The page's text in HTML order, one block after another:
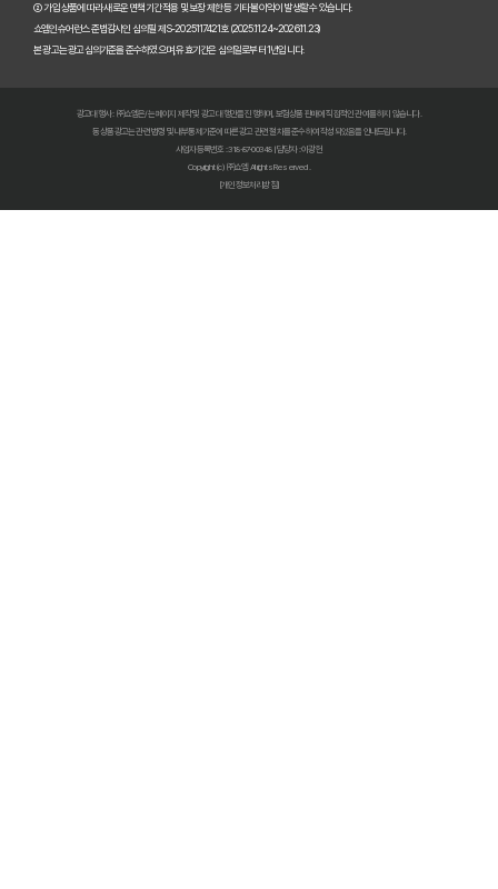
펫보험비교사이트, 내 반려동물에게 꼭 맞는 선택 기준은?
펫보험비교사이트 현명하게 고르는 법: 보장 범위별 주요 서비스 비교 분석
숨은 혜택까지 찾는 펫보험비교사이트 100% 활용 노하우 대공개
② 가입 상품에 따라 새로운 면책기간 적용 및 보장 제한 등 기타 불이익이 발생할 수 있습니다.
쇼엠인슈어런스 준법감시인 심의필 제S-2025117421호 (2025.11.24~2026.11.23)
본 광고는 광고심의기준을 준수하였으며, 유효기간은 심의일로부터 1년입니다.
광고대행사 : ㈜쇼엠은/는 페이지 제작 및 광고 대행만을 진행하며, 보험상품 판매에 직접적인 관여를 하지 않습니다.
동 상품광고는 관련 법령 및 내부통제기준에 따른 광고 관련 절차를 준수하여 작성되었음을 안내드립니다.
사업자등록번호 : 318-87-00348 | 담당자 : 이광헌
Copyright (c) ㈜쇼엠 All rights Reserved.
[개인정보처리방침]